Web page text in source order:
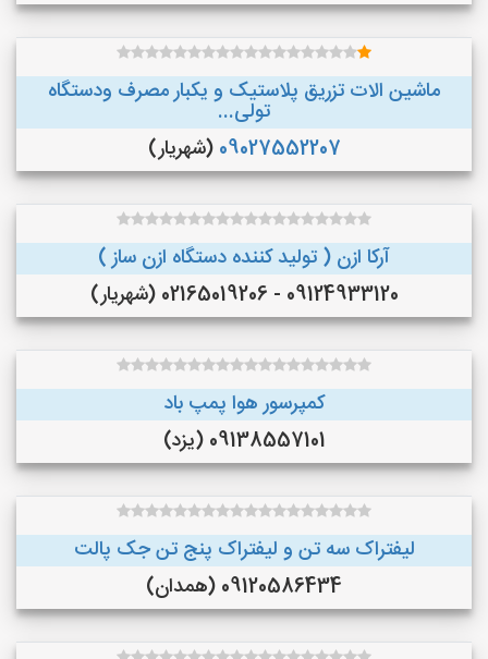
ماشین الات تزریق پلاستیک و یکبار مصرف ودستگاه
تولی...
09027552207 (شهریار)
آرکا ازن ( تولید کننده دستگاه ازن ساز )
09124933120 - 02165019206 (شهریار)
کمپرسور هوا پمپ باد
09138557101 (یزد)
لیفتراک سه تن و لیفتراک پنج تن جک پالت
09120586434 (همدان)